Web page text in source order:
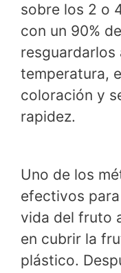
sobre los 2 o
con un 90%
resguardarlos
temperatura,
coloración y
rapidez.
Uno de los
efectivos
vida del fruto
en cubrir la
plástico.